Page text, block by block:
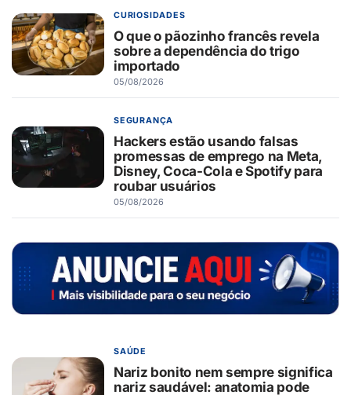
CURIOSIDADES
O que o pãozinho francês revela
sobre a dependência do trigo
importado
05/08/2026
SEGURANÇA
Hackers estão usando falsas
promessas de emprego na Meta,
Disney, Coca-Cola e Spotify para
roubar usuários
05/08/2026
SAÚDE
Nariz bonito nem sempre significa
nariz saudável: anatomia pode